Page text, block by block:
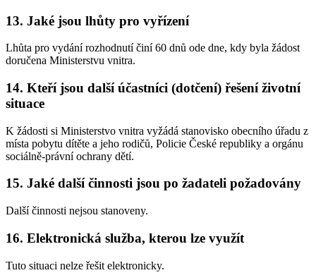
13. Jaké jsou lhůty pro vyřízení
Lhůta pro vydání rozhodnutí činí 60 dnů ode dne, kdy byla žádost
doručena Ministerstvu vnitra.
14. Kteří jsou další účastníci (dotčení) řešení životní
situace
K žádosti si Ministerstvo vnitra vyžádá stanovisko obecního úřadu z
místa pobytu dítěte a jeho rodičů, Policie České republiky a orgánu
sociálně-právní ochrany dětí.
15. Jaké další činnosti jsou po žadateli požadovány
Další činnosti nejsou stanoveny.
16. Elektronická služba, kterou lze využít
Tuto situaci nelze řešit elektronicky.